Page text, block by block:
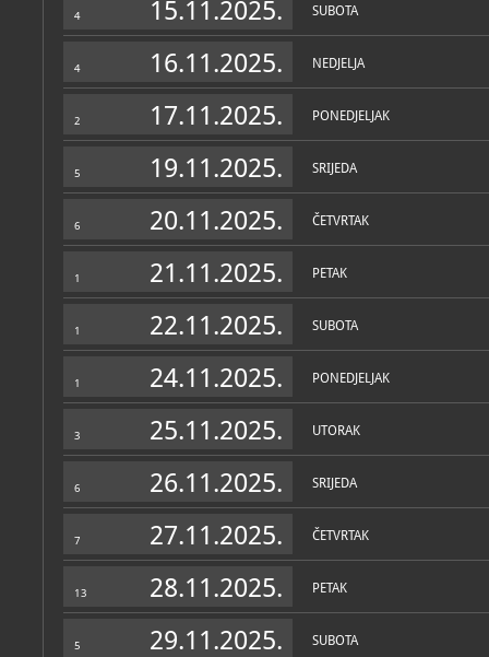
4 15.11.2025. SUBOTA
4 16.11.2025. NEDJELJA
2 17.11.2025. PONEDJELJAK
5 19.11.2025. SRIJEDA
6 20.11.2025. ČETVRTAK
1 21.11.2025. PETAK
1 22.11.2025. SUBOTA
1 24.11.2025. PONEDJELJAK
3 25.11.2025. UTORAK
6 26.11.2025. SRIJEDA
7 27.11.2025. ČETVRTAK
13 28.11.2025. PETAK
5 29.11.2025. SUBOTA